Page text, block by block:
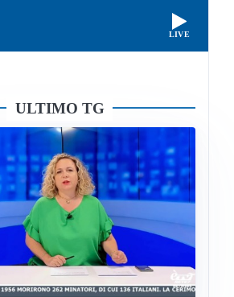
LIVE
ULTIMO TG